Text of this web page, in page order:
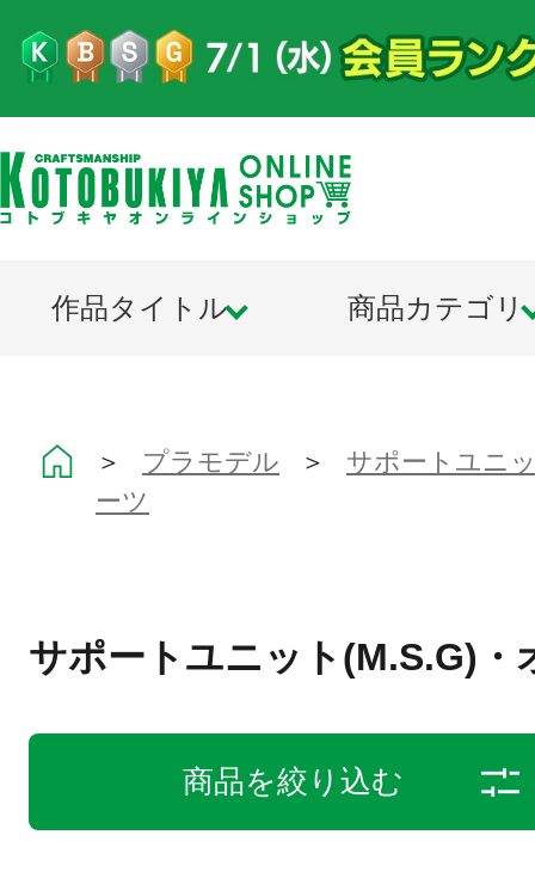
作品タイトル 商品カテゴリ
＞ プラモデル ＞ サポートユニ
ーツ
サポートユニット(M.S.G)・
商品を絞り込む